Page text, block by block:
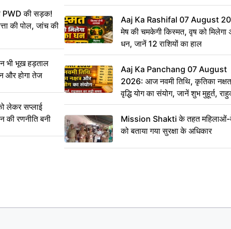
PWD की सड़क!
की पोल, जांच की
भी भूख हड़ताल
और होगा तेज
लेकर सप्लाई
की रणनीति बनी
CCTV में कैद
Aaj Ka Rashifal 07 August
मेष की चमकेगी किस्मत, वृष को मिलेगा
धन, जानें 12 राशियों का हाल
Aaj Ka Panchang 07 August
2026: आज नवमी तिथि, कृतिका
वृद्धि योग का संयोग, जानें शुभ मुहूर्त,
का सही समय
Mission Shakti के तहत महिलाओं-
को बताया गया सुरक्षा के अधिकार